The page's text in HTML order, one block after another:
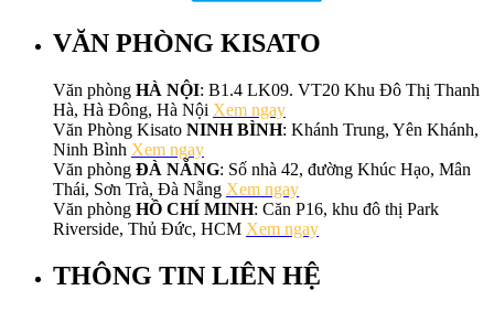
VĂN PHÒNG KISATO
Văn phòng HÀ NỘI: B1.4 LK09. VT20 Khu Đô Thị Thanh
Hà, Hà Đông, Hà Nội Xem ngay
Văn Phòng Kisato NINH BÌNH: Khánh Trung, Yên Khánh,
Ninh Bình Xem ngay
Văn phòng ĐÀ NẴNG: Số nhà 42, đường Khúc Hạo, Mân
Thái, Sơn Trà, Đà Nẵng Xem ngay
Văn phòng HỒ CHÍ MINH: Căn P16, khu đô thị Park
Riverside, Thủ Đức, HCM Xem ngay
THÔNG TIN LIÊN HỆ